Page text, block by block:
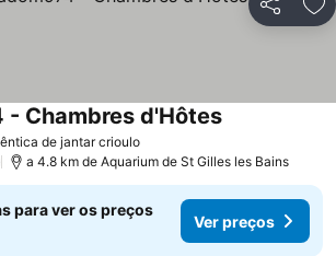
Partilhar
de jantar crioulo
- Chambres d'Hôtes
a 4.8 km de Aquarium de St Gilles les Bains
para ver os preços
Ver preços